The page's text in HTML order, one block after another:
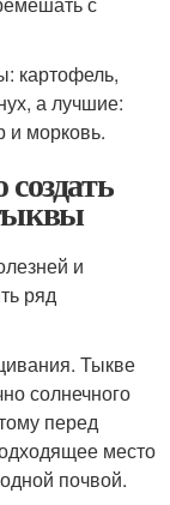
картофель,
а лучшие:
и морковь.
и
ряд
Тыкве
солнечного
перед
место
почвой.